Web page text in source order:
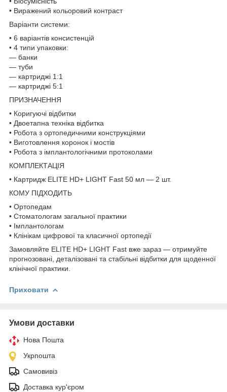
• Виражений кольоровий контраст
Варіанти системи:
• 6 варіантів консистенцій
• 4 типи упаковки:
— банки
— туби
— картриджі 1:1
— картриджі 5:1
ПРИЗНАЧЕННЯ
• Коригуючі відбитки
• Двоетапна техніка відбитка
• Робота з ортопедичними конструкціями
• Виготовлення коронок і мостів
• Робота з імплантологічними протоколами
КОМПЛЕКТАЦІЯ
• Картридж ELITE HD+ LIGHT Fast 50 мл — 2 шт.
КОМУ ПІДХОДИТЬ
• Ортопедам
• Стоматологам загальної практики
• Імплантологам
• Клінікам цифрової та класичної ортопедії
Замовляйте ELITE HD+ LIGHT Fast вже зараз — отримуйте
прогнозовані, деталізовані та стабільні відбитки для щоденної
клінічної практики.
Приховати
Умови доставки
Нова Пошта
Укрпошта
Самовивіз
Доставка кур'єром